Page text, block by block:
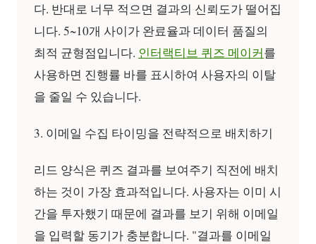
다. 반대로 너무 적으면 결과의 신뢰도가 떨어집
니다. 5~10개 사이가 완료율과 데이터 품질의
최적 균형점입니다. 인터랙티브 퀴즈 메이커를
사용하면 진행률 바를 표시하여 사용자의 이탈
을 줄일 수 있습니다.
3. 이메일 수집 타이밍을 전략적으로 배치하기
리드 양식은 퀴즈 결과를 보여주기 직전에 배치
하는 것이 가장 효과적입니다. 사용자는 이미 시
간을 투자했기 때문에 결과를 보기 위해 이메일
을 입력할 동기가 충분합니다. "결과를 이메일